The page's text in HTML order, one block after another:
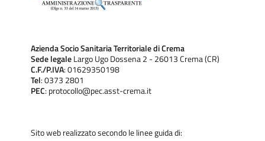
Azienda Socio Sanitaria Territoriale di Crema
Sede legaleLargo Ugo Dossena 2 - 26013 Crema (CR)
C.F./P.IVA: 01629350198
Tel: 0373 2801
PEC: protocollo@pec.asst-crema.it
Sito web realizzato secondo le linee guida di: